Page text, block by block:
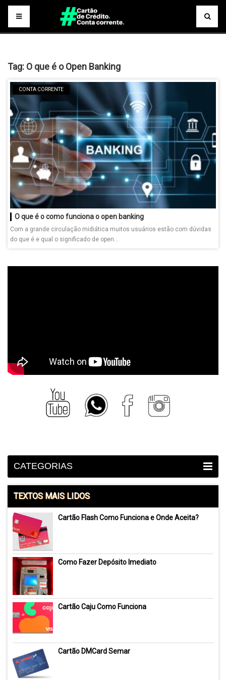
Tag: O que é o Open Banking
CONTA CORRENTE
O que é o como funciona o open banking
Com a grande circulação midiática muitos usuários estão com dúvidas
do que é e qual o significado de open...
CATEGORIAS
TEXTOS MAIS LIDOS
Cartão Flash Como Funciona e Onde Aceita?
Como Fazer Depósito Imediato
Cartão Caju Como Funciona
Cartão DMCard Semar